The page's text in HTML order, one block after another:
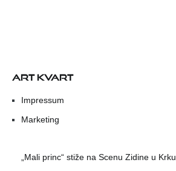
ART KVART
Impressum
Marketing
„Mali princ“ stiže na Scenu Zidine u Krku